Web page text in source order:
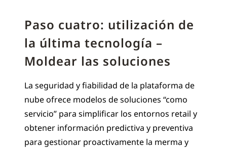
Paso cuatro: utilización de
la última tecnología –
Moldear las soluciones
La seguridad y fiabilidad de la plataforma de
nube ofrece modelos de soluciones “como
servicio” para simplificar los entornos retail y
obtener información predictiva y preventiva
para gestionar proactivamente la merma y